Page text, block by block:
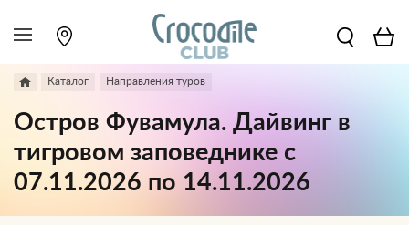
Каталог Направления туров
Остров Фувамула. Дайвинг в
тигровом заповеднике с
07.11.2026 по 14.11.2026